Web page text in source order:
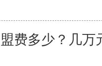
费多少？几万